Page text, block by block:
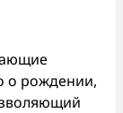
о рождении,